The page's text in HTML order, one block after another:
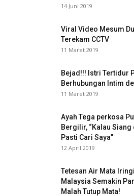
14 Juni 2019
Viral Video Mesum
Terekam CCTV
11 Maret 2019
Bejad!!! Istri Tertidur
Berhubungan Intim
11 Maret 2019
Ayah Tega perkosa
Bergilir, “Kalau Siang
Pasti Cari Saya”
12 April 2019
Tetesan Air Mata
Malaysia Semakin
Malah Tutup Mata!